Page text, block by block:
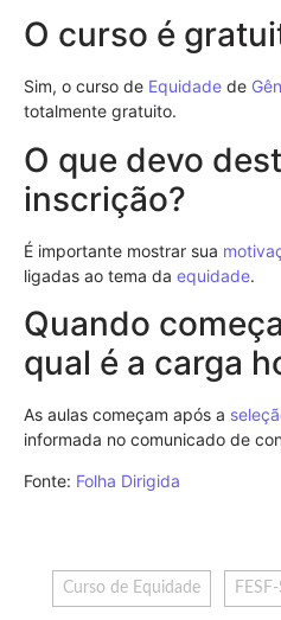
O curso é
Sim, o curso de Equidade de
totalmente gratuito.
O que devo
inscrição?
É importante mostrar sua
ligadas ao tema da equidade.
Quando
qual é a carga
As aulas começam após a
informada no comunicado de
Fonte: Folha Dirigida
Curso de Equidade